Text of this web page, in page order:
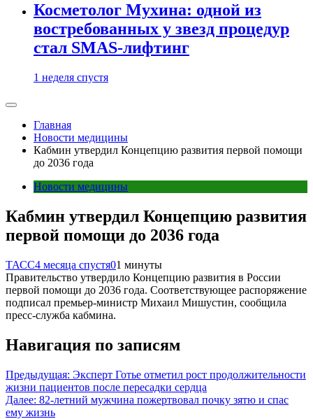
Косметолог Мухина: одной из
востребованных у звезд процедур
стал SMAS-лифтинг
1 неделя спустя
Главная
Новости медицины
Кабмин утвердил Концепцию развития первой помощи
до 2036 года
Новости медицины
Кабмин утвердил Концепцию развития
первой помощи до 2036 года
ТАСС4 месяца спустя01 минуты
Правительство утвердило Концепцию развития в России
первой помощи до 2036 года. Соответствующее распоряжение
подписал премьер-министр Михаил Мишустин, сообщила
пресс-служба кабмина.
Навигация по записям
Предыдущая: Эксперт Готье отметил рост продолжительности
жизни пациентов после пересадки сердца
Далее: 82-летний мужчина пожертвовал почку зятю и спас
ему жизнь